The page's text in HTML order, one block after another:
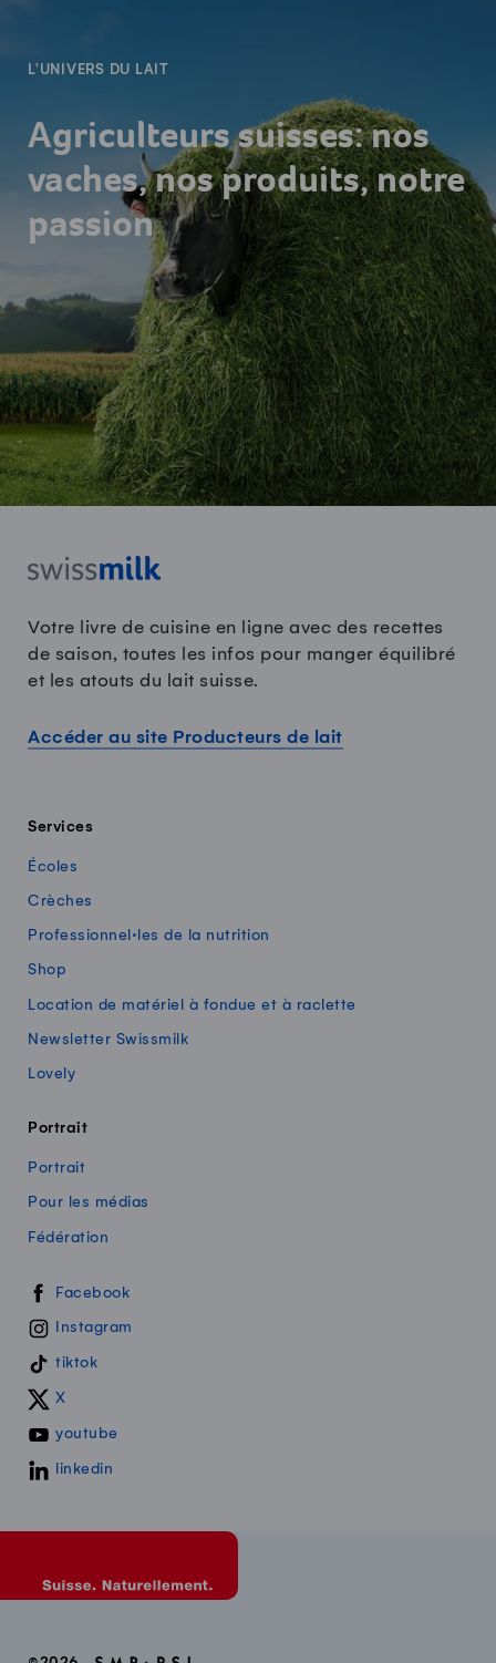
L'UNIVERS DU LAIT
Agriculteurs suisses: nos
vaches, nos produits, notre
passion
Votre livre de cuisine en ligne avec des recettes
de saison, toutes les infos pour manger équilibré
et les atouts du lait suisse.
Accéder au site Producteurs de lait
Services
Écoles
Crèches
Professionnel·les de la nutrition
Shop
Location de matériel à fondue et à raclette
Newsletter Swissmilk
Lovely
Portrait
Portrait
Pour les médias
Fédération
Swissmilk sur les réseaux sociaux
Facebook
Instagram
tiktok
X
youtube
linkedin